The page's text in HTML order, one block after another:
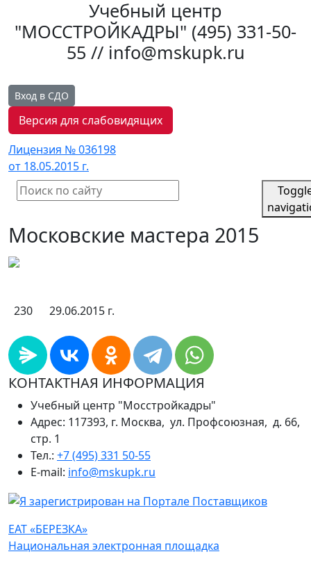
Учебный центр
"МОССТРОЙКАДРЫ" (495) 331-50-
55 // info@mskupk.ru
Вход в СДО
Версия для слабовидящих
Лицензия № 036198
от 18.05.2015 г.
Московские мастера 2015
230 29.06.2015 г.
КОНТАКТНАЯ ИНФОРМАЦИЯ
Учебный центр "Мосстройкадры"
Адрес: 117393, г. Москва, ул. Профсоюзная, д. 66,
стр. 1
Тел.: +7 (495) 331 50-55
E-mail: info@mskupk.ru
ЕАТ «БЕРЕЗКА»
Национальная электронная площадка